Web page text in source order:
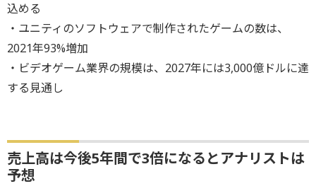
込める
・ユニティのソフトウェアで制作されたゲームの数は、
2021年93%増加
・ビデオゲーム業界の規模は、2027年には3,000億ドルに達
する見通し
売上高は今後5年間で3倍になるとアナリストは
予想